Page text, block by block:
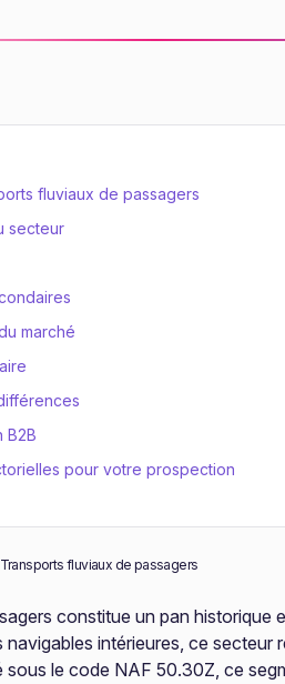
fluviaux de passagers
secteur
marché
B2B
pour votre prospection
fluviaux de passagers
constitue un pan historique
navigables intérieures, ce
le code NAF 50.30Z, ce